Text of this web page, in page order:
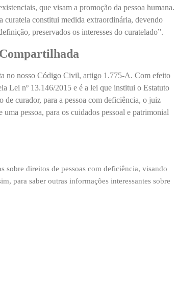
que visam a promoção da pessoa humana.
curatela constitui medida extraordinária, devendo
preservados os interesses do curatelado”.
no nosso Código Civil, artigo 1.775-A. Com efeito
Lei nº 13.146/2015 e é a lei que institui o Estatuto
de curador, para a pessoa com deficiência, o juiz
uma pessoa, para os cuidados pessoal e patrimonial
sobre direitos de pessoas com deficiência, visando
para saber outras informações interessantes sobre